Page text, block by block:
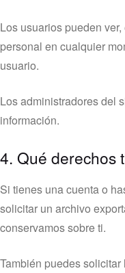
Los usuarios pueden
personal en cualquier
usuario.
Los administradores del
información.
4. Qué derechos
Si tienes una cuenta o
solicitar un archivo
conservamos sobre ti.
También puedes